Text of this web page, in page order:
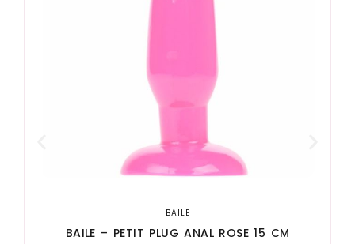
BAILE
BAILE – PETIT PLUG ANAL ROSE 15 CM